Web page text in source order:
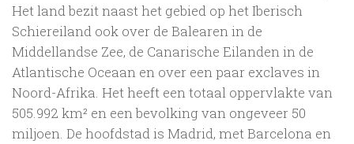
Het land bezit naast het gebied op het Iberisch
Schiereiland ook over de Balearen in de
Middellandse Zee, de Canarische Eilanden in de
Atlantische Oceaan en over een paar exclaves in
Noord-Afrika. Het heeft een totaal oppervlakte van
505.992 km² en een bevolking van ongeveer 50
miljoen. De hoofdstad is Madrid, met Barcelona en